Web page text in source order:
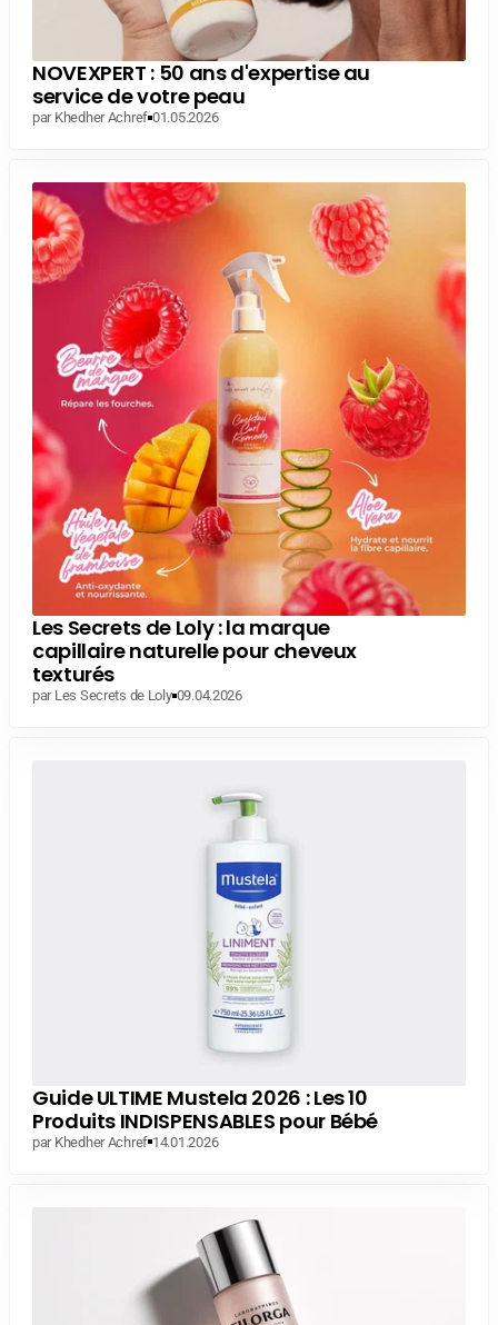
NOVEXPERT : 50 ans d'expertise au
service de votre peau
par Khedher Achref 01.05.2026
Les Secrets de Loly : la marque
capillaire naturelle pour cheveux
texturés
par Les Secrets de Loly 09.04.2026
Guide ULTIME Mustela 2026 : Les 10
Produits INDISPENSABLES pour Bébé
par Khedher Achref 14.01.2026